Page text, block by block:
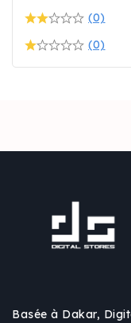
(0)
(0)
Basée à Dakar,